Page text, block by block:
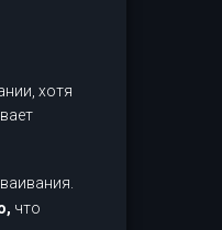
хотя
что